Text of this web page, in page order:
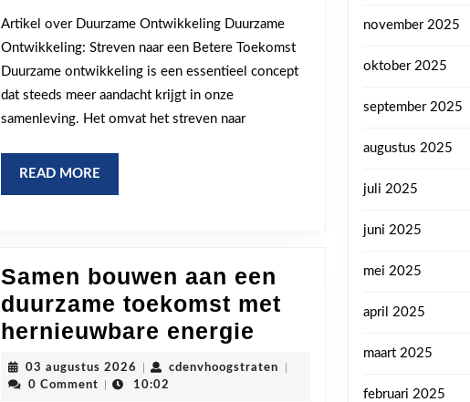
Een
Toekomstgerichte
Artikel over Duurzame Ontwikkeling Duurzame
Ontwikkeling: Streven naar een Betere Toekomst
Duurzame ontwikkeling is een essentieel concept
dat steeds meer aandacht krijgt in onze
samenleving. Het omvat het streven naar
READ MORE
MORE
Samen bouwen aan een
duurzame toekomst met
hernieuwbare energie
bouwen
03 augustus 2026 03
augustus
cdenvhoogstraten cdenvhoogstraten
0 Comment 10:02
november 2025
oktober 2025
september 2025
augustus 2025
juli 2025
juni 2025
mei 2025
april 2025
maart 2025
februari 2025